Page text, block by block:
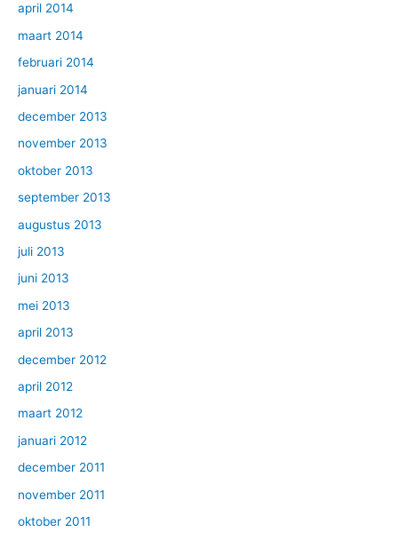
april 2014
maart 2014
februari 2014
januari 2014
december 2013
november 2013
oktober 2013
september 2013
augustus 2013
juli 2013
juni 2013
mei 2013
april 2013
december 2012
april 2012
maart 2012
januari 2012
december 2011
november 2011
oktober 2011